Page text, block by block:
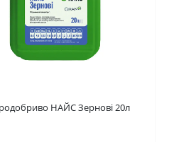
НАЙС Зернові 20л